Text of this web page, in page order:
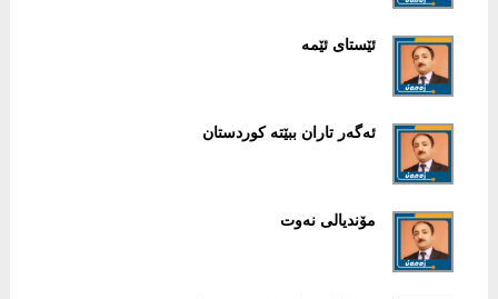
ئێستای ئێمە
ئەگەر تاران ببێتە كوردستان
مۆندیالی نەوت